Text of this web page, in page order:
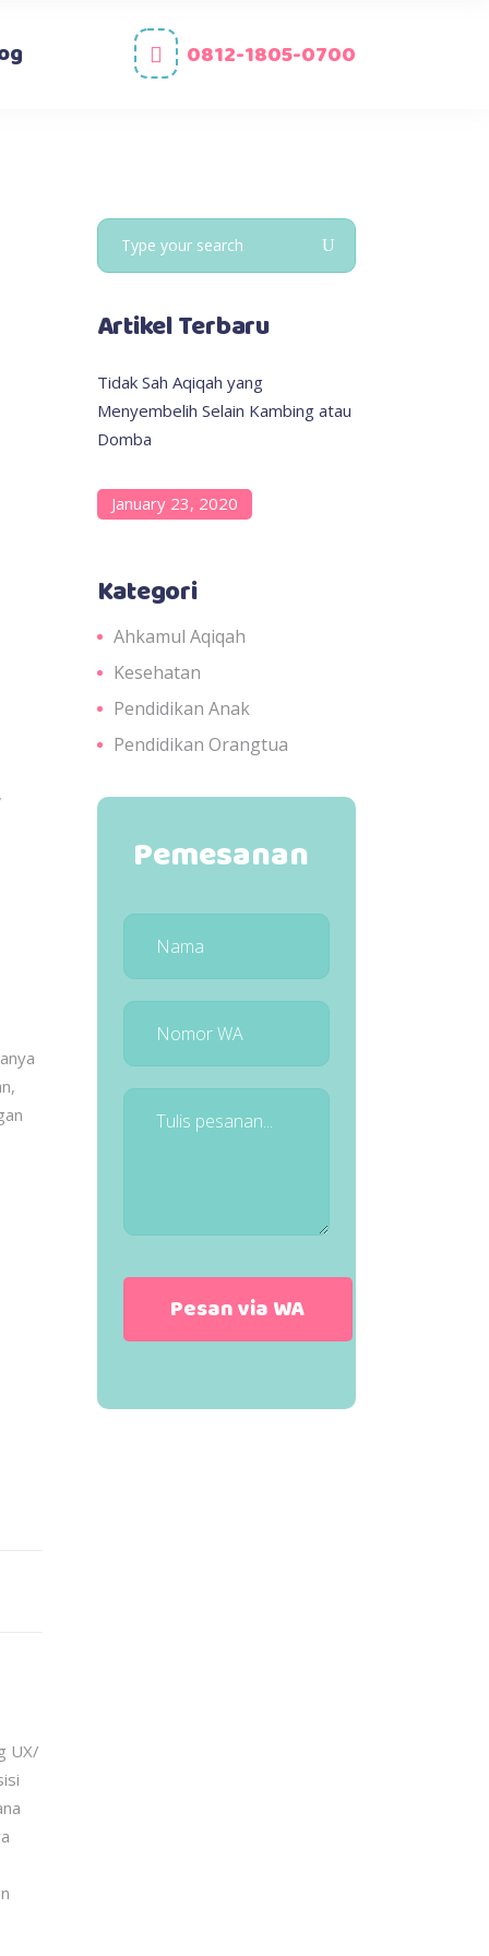
0812-1805-0700
UX/
Search
for:
Artikel Terbaru
Tidak Sah Aqiqah yang
Menyembelih Selain Kambing atau
Domba
January 23, 2020
Kategori
Ahkamul Aqiqah
Kesehatan
Pendidikan Anak
Pendidikan Orangtua
Pemesanan